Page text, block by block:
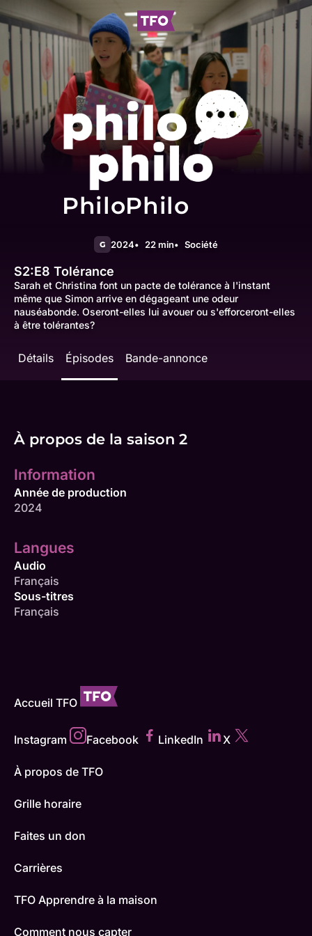
PhiloPhilo
G 2024 22 min Société
S2:E8 Tolérance
Sarah et Christina font un pacte de tolérance à l'instant
même que Simon arrive en dégageant une odeur
nauséabonde. Oseront-elles lui avouer ou s'efforceront-elles
à être tolérantes?
Détails Épisodes Bande-annonce
À propos de la saison 2
Information
Année de production
2024
Langues
Audio
Français
Sous-titres
Français
Accueil TFO
Instagram Facebook LinkedIn X
À propos de TFO
Grille horaire
Faites un don
Carrières
TFO Apprendre à la maison
Comment nous capter